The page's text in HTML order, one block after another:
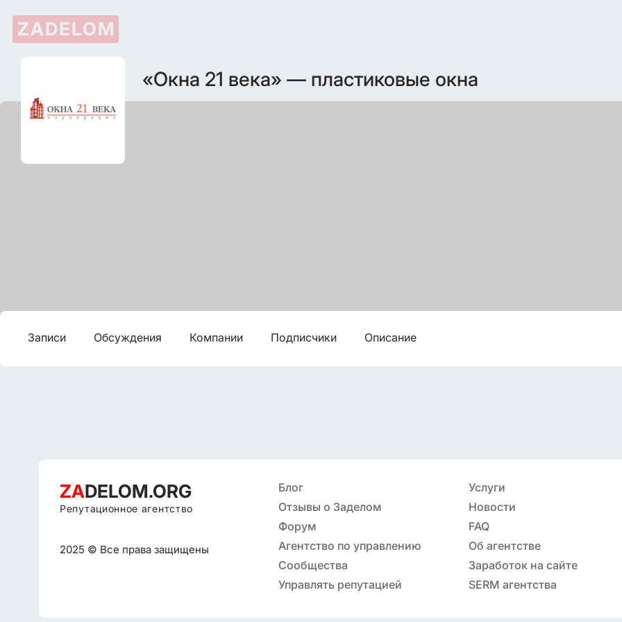
ZADELOM
«Окна 21 века» — пластиковые окна
Записи Обсуждения Компании Подписчики Описание
ZADELOM.ORG
Репутационное агентство
2025 © Все права защищены
Блог Услуги
Отзывы о Заделом
Новости
Форум
FAQ
Агентство по управлению
репутацией
Об агентстве
Сообщества
Заработок на сайте
Управлять репутацией
SERM агентства